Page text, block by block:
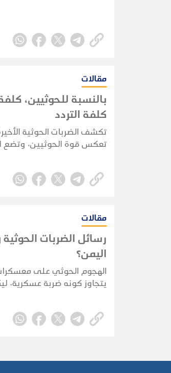
مقالات
بالنسبة للحوثيين،
كلفة التردد
تكشف الضربات الحوثية
تعكس قوة الحوثيين، وتضع
مقالات
رسائل الضربات
اليمن؟
الهجوم الحوثي على
يتجاوز كونه ضربة
المبادرة.